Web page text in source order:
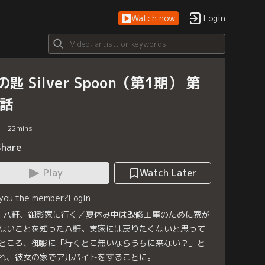
Watch now Login
匙 Silver Spoon（第1期） 第
22mins
Play
Watch Later
the member?Login
軒、御影家に行く／夏休み中は改修工事のために寮が
いことを知った八軒。実家には戻りたくないと思って
ころ、御影に「行くとこ無いならうちに来ない？」と
、彼女の家でアルバイトをすることに。